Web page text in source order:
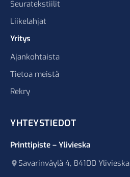
Seuratekstiilit
Liikelahjat
Yritys
Ajankohtaista
Tietoa meistä
Rekry
YHTEYSTIEDOT
Printtipiste – Ylivieska
Savarinväylä 4, 84100 Ylivieska